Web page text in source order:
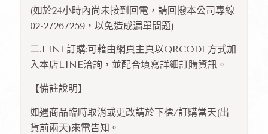
(如於24小時內尚未接到回電，請回撥本公司專線
02-27267259，以免造成漏單問題)
二.LINE訂購:可藉由網頁主頁以QRCODE方式加
入本店LINE洽詢，並配合填寫詳細訂購資訊。
【備註說明】
如遇商品臨時取消或更改請於下標/訂購當天(出
貨前兩天)來電告知。